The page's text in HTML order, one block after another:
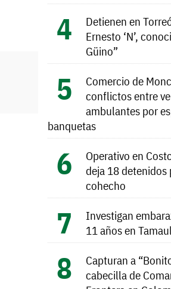
Detienen en
Ernesto ‘N’,
Güino”
Comercio de
conflictos entre
ambulantes por
banquetas
Operativo en
deja 18 detenidos
cohecho
Investigan
11 años en
Capturan a
cabecilla de